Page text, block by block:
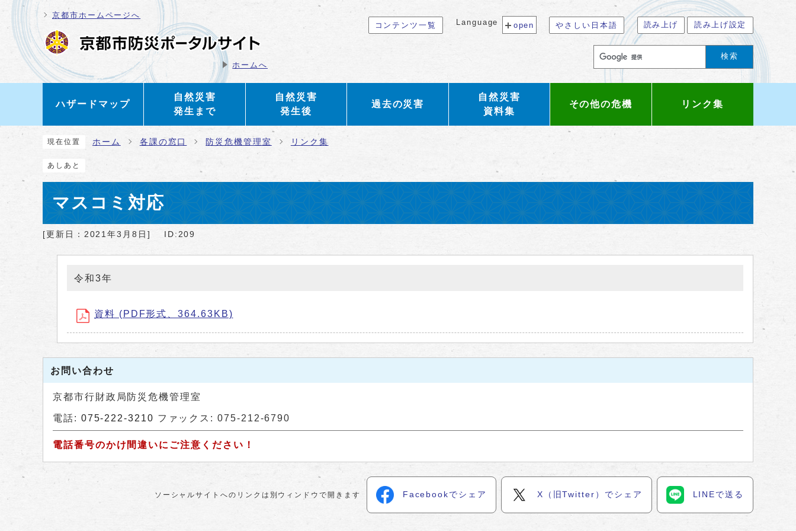
ページの先頭です
京都市ホームページへ
ホームへ
コンテンツ一覧 Language open やさしい日本語 読み上げ 読み上げ設定
検索
ハザードマップ
自然災害
発生まで
自然災害
発生後
過去の災害
自然災害
資料集
その他の危機 リンク集
ここから本文です
現在位置 ホーム 各課の窓口 防災危機管理室 リンク集
あしあと
マスコミ対応
[更新日： 2021年3月8日 ] ID:209
令和3年
資料 (PDF形式、364.63KB)
お問い合わせ
京都市行財政局防災危機管理室
電話: 075-222-3210 ファックス: 075-212-6790
電話番号のかけ間違いにご注意ください！
ソーシャルサイトへのリンクは別ウィンドウで開きます Facebookでシェア X（旧Twitter）でシェア LINEで送る